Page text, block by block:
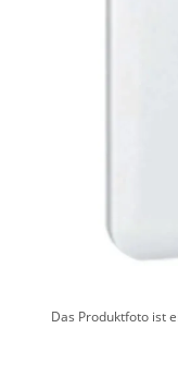
Das Produktfoto ist